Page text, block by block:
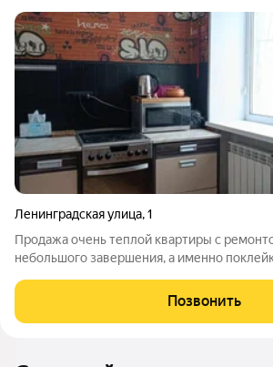
Ленинградская улица,1
Продажа очень теплой квартиры с
небольшого завершения, а именно
это - очень светлая и теплая за счет того,
окна. Можно зонировать по
Позвонить